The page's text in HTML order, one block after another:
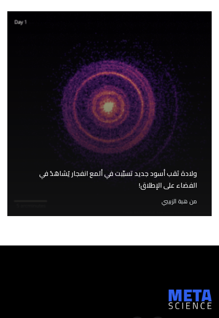
ولادة ثقب أسود جديد تسبّبت في ألمع انفجار يُشاهَدُ في
الفضاء على الإطلاق!
من هبة الزبيبي